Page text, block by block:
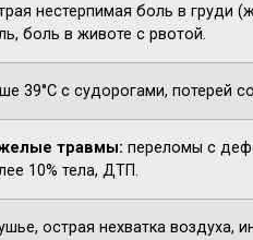
нестерпимая боль в груди
боль в животе с рвотой.
39°C с судорогами, потерей
травмы: переломы с
10% тела, ДТП.
острая нехватка воздуха,